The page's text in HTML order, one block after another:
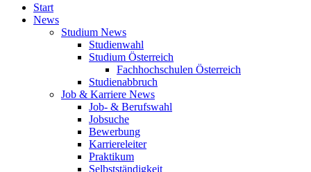
Start
News
Studium News
Studienwahl
Studium Österreich
Fachhochschulen Österreich
Studienabbruch
Job & Karriere News
Job- & Berufswahl
Jobsuche
Bewerbung
Karriereleiter
Praktikum
Selbstständigkeit